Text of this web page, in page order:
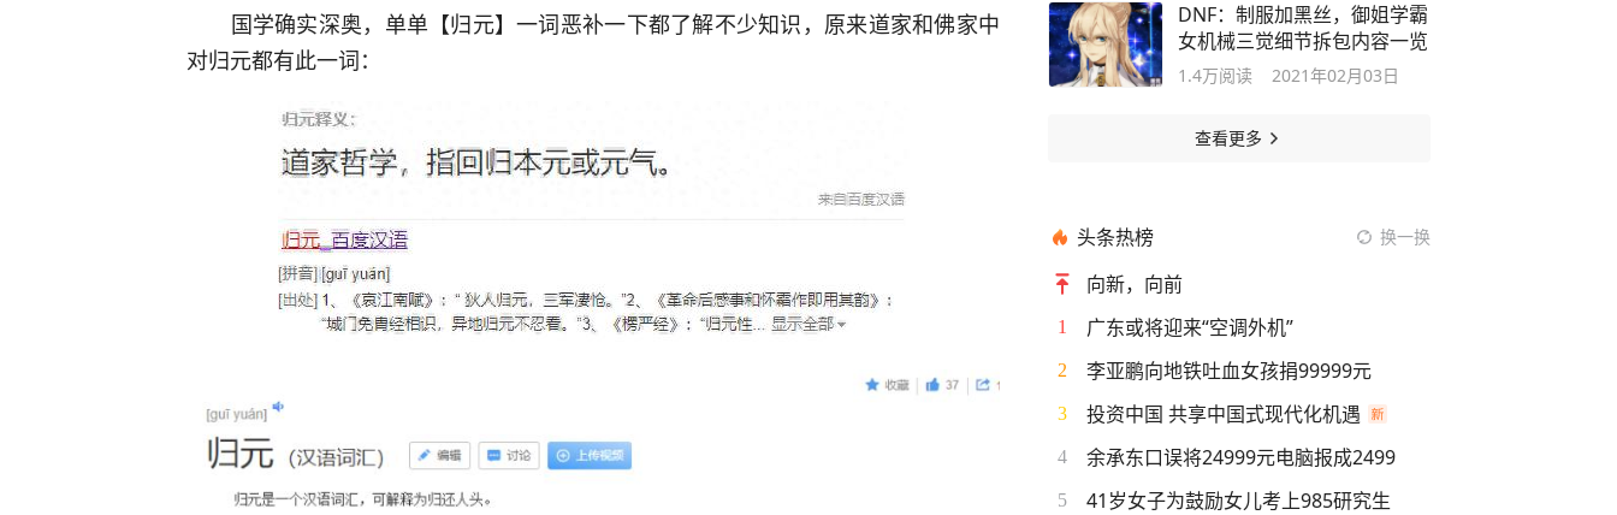
国学确实深奥，单单【归元】一词恶补一下都了解不少知识，原来道家和佛家中
对归元都有此一词：
DNF：制服加黑丝，御姐学霸
女机械三觉细节拆包内容一览
1.4万阅读 2021年02月03日
查看更多
头条热榜 换一换
向新，向前
1 广东或将迎来“空调外机”
2 李亚鹏向地铁吐血女孩捐99999元
3 投资中国 共享中国式现代化机遇
4 余承东口误将24999元电脑报成2499
5 41岁女子为鼓励女儿考上985研究生